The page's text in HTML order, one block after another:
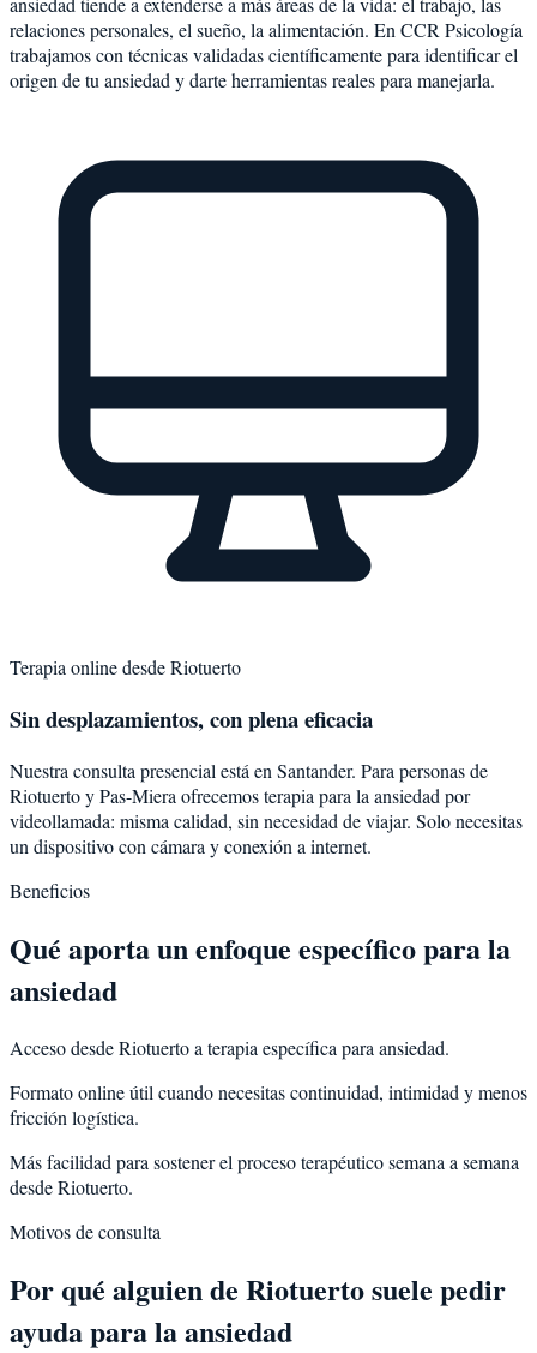
relaciones personales, el sueño, la alimentación. En CCR Psicología
trabajamos con técnicas validadas científicamente para identificar el
origen de tu ansiedad y darte herramientas reales para manejarla.
Terapia online desdeRiotuerto
Sin desplazamientos, con plena eficacia
Nuestra consulta presencial está en Santander. Para personas de
RiotuertoyPas-Miera ofrecemos terapia para la ansiedad por
videollamada: misma calidad, sin necesidad de viajar. Solo necesitas
un dispositivo con cámara y conexión a internet.
Beneficios
Qué aporta un enfoque específico para la
ansiedad
Acceso desde Riotuerto a terapia específica para ansiedad.
Formato online útil cuando necesitas continuidad, intimidad y menos
fricción logística.
Más facilidad para sostener el proceso terapéutico semana a semana
desde Riotuerto.
Motivos de consulta
Por qué alguien de Riotuertosuele pedir
ayuda para laansiedad